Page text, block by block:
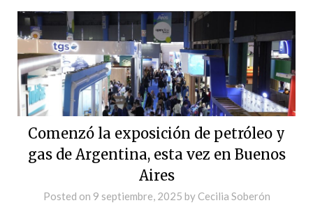
Comenzó la exposición de petróleo y
gas de Argentina, esta vez en Buenos
Aires
Posted on 9 septiembre, 2025 by Cecilia Soberón